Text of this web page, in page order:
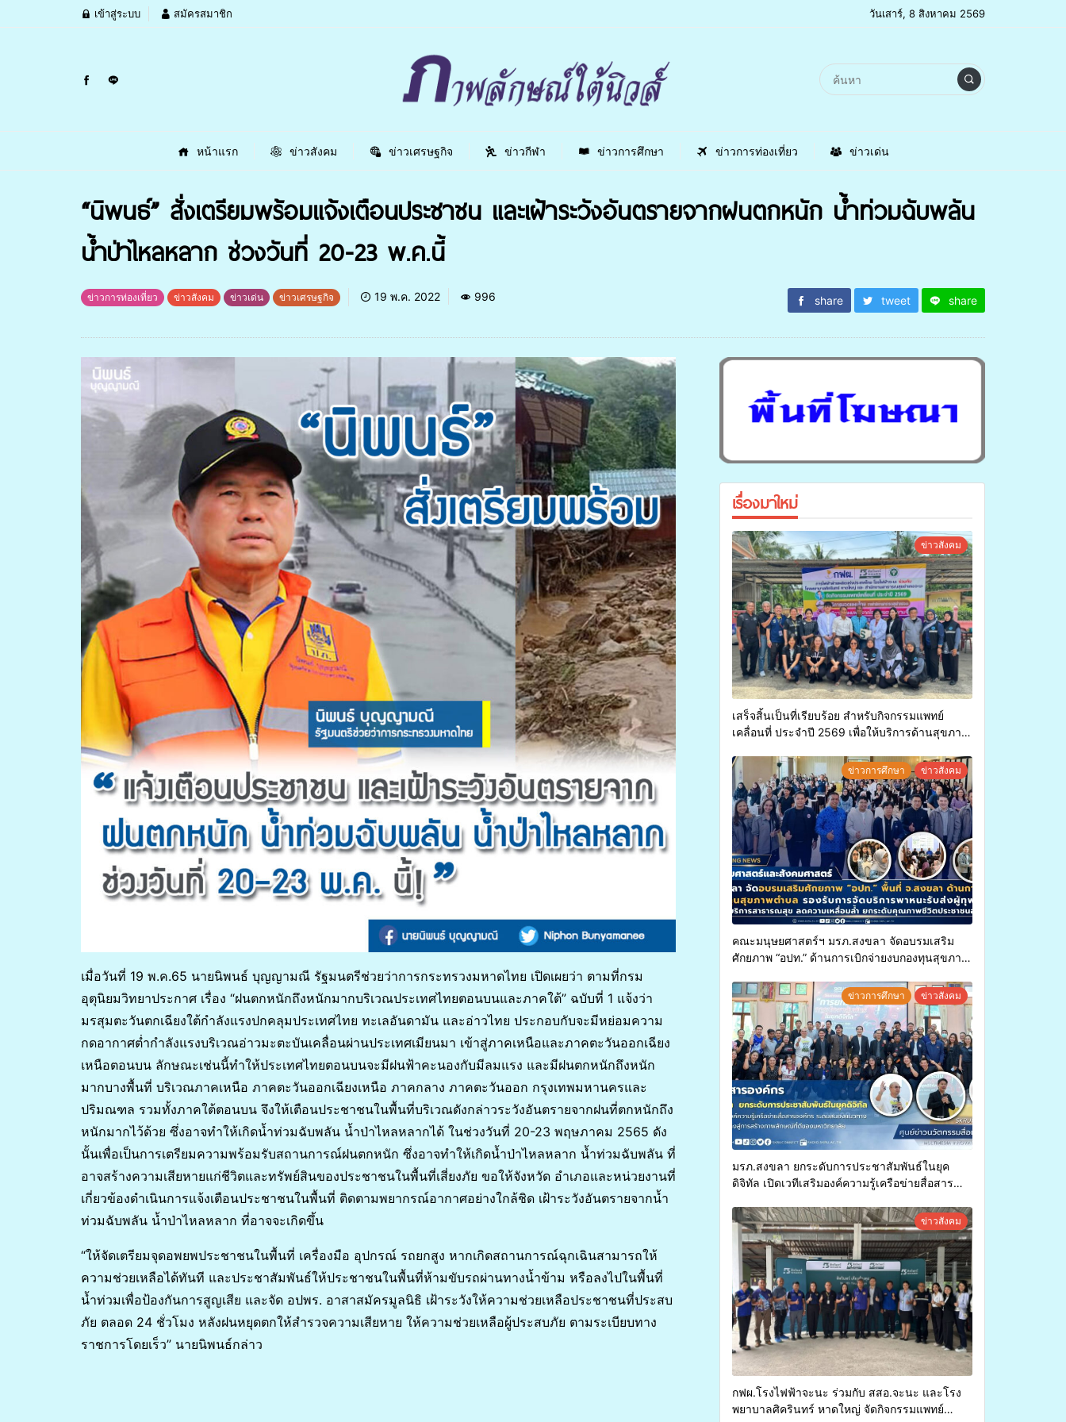
เข้าสู่ระบบ สมัครสมาชิก วันเสาร์, 8 สิงหาคม 2569
หน้าแรก ข่าวสังคม ข่าวเศรษฐกิจ ข่าวกีฬา ข่าวการศึกษา ข่าวการท่องเที่ยว ข่าวเด่น
“นิพนธ์” สั่งเตรียมพร้อมแจ้งเตือนประชาชน และเฝ้าระวังอันตรายจากฝนตกหนัก น้ำท่วมฉับพลัน
น้ำป่าไหลหลาก ช่วงวันที่ 20-23 พ.ค.นี้
ข่าวการท่องเที่ยว ข่าวสังคม ข่าวเด่น ข่าวเศรษฐกิจ 19 พ.ค. 2022 996 share tweet share
เมื่อวันที่ 19 พ.ค.65 นายนิพนธ์ บุญญามณี รัฐมนตรีช่วยว่าการกระทรวงมหาดไทย เปิดเผยว่า ตามที่กรม
อุตุนิยมวิทยาประกาศ เรื่อง “ฝนตกหนักถึงหนักมากบริเวณประเทศไทยตอนบนและภาคใต้” ฉบับที่ 1 แจ้งว่า
มรสุมตะวันตกเฉียงใต้กำลังแรงปกคลุมประเทศไทย ทะเลอันดามัน และอ่าวไทย ประกอบกับจะมีหย่อมความ
กดอากาศต่ำกำลังแรงบริเวณอ่าวมะตะบันเคลื่อนผ่านประเทศเมียนมา เข้าสู่ภาคเหนือและภาคตะวันออกเฉียง
เหนือตอนบน ลักษณะเช่นนี้ทำให้ประเทศไทยตอนบนจะมีฝนฟ้าคะนองกับมีลมแรง และมีฝนตกหนักถึงหนัก
มากบางพื้นที่ บริเวณภาคเหนือ ภาคตะวันออกเฉียงเหนือ ภาคกลาง ภาคตะวันออก กรุงเทพมหานครและ
ปริมณฑล รวมทั้งภาคใต้ตอนบน จึงให้เตือนประชาชนในพื้นที่บริเวณดังกล่าวระวังอันตรายจากฝนที่ตกหนักถึง
หนักมากไว้ด้วย ซึ่งอาจทำให้เกิดน้ำท่วมฉับพลัน น้ำป่าไหลหลากได้ ในช่วงวันที่ 20-23 พฤษภาคม 2565 ดัง
นั้นเพื่อเป็นการเตรียมความพร้อมรับสถานการณ์ฝนตกหนัก ซึ่งอาจทำให้เกิดน้ำป่าไหลหลาก น้ำท่วมฉับพลัน ที่
อาจสร้างความเสียหายแก่ชีวิตและทรัพย์สินของประชาชนในพื้นที่เสี่ยงภัย ขอให้จังหวัด อำเภอและหน่วยงานที่
เกี่ยวข้องดำเนินการแจ้งเตือนประชาชนในพื้นที่ ติดตามพยากรณ์อากาศอย่างใกล้ชิด เฝ้าระวังอันตรายจากน้ำ
ท่วมฉับพลัน น้ำป่าไหลหลาก ที่อาจจะเกิดขึ้น
“ให้จัดเตรียมจุดอพยพประชาชนในพื้นที่ เครื่องมือ อุปกรณ์ รถยกสูง หากเกิดสถานการณ์ฉุกเฉินสามารถให้
ความช่วยเหลือได้ทันที และประชาสัมพันธ์ให้ประชาชนในพื้นที่ห้ามขับรถผ่านทางน้ำข้าม หรือลงไปในพื้นที่
น้ำท่วมเพื่อป้องกันการสูญเสีย และจัด อปพร. อาสาสมัครมูลนิธิ เฝ้าระวังให้ความช่วยเหลือประชาชนที่ประสบ
ภัย ตลอด 24 ชั่วโมง หลังฝนหยุดตกให้สำรวจความเสียหาย ให้ความช่วยเหลือผู้ประสบภัย ตามระเบียบทาง
ราชการโดยเร็ว” นายนิพนธ์กล่าว
เรื่องมาใหม่
ข่าวสังคม
เสร็จสิ้นเป็นที่เรียบร้อย สำหรับกิจกรรมแพทย์
เคลื่อนที่ ประจำปี 2569 เพื่อให้บริการด้านสุขภาพ
ข่าวการศึกษา ข่าวสังคม
คณะมนุษยศาสตร์ฯ มรภ.สงขลา จัดอบรมเสริม
ศักยภาพ “อปท.” ด้านการเบิกจ่ายงบกองทุนสุขภาพ
ทุพพลภาพเพื่อเข้ารับบริการสาธารณสุข ลดความ
เหลื่อมล้ำ ยกระดับคุณภาพชีวิตประชาชนอย่าง
ยั่งยืน
ข่าวการศึกษา ข่าวสังคม
มรภ.สงขลา ยกระดับการประชาสัมพันธ์ในยุค
ดิจิทัล เปิดเวทีเสริมองค์ความรู้เครือข่ายสื่อสาร
การสร้างภาพลักษณ์ที่ดีของมหาวิทยาลัยข่าวสังคม
กฟผ.โรงไฟฟ้าจะนะ ร่วมกับ สสอ.จะนะ และโรง
พยาบาลศิครินทร์ หาดใหญ่ จัดกิจกรรมแพทย์